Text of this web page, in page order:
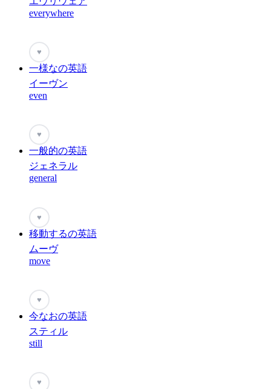
everywhere
♥
一様なの英語
イーヴン
even
♥
一般的の英語
ジェネラル
general
♥
移動するの英語
ムーヴ
move
♥
今なおの英語
スティル
still
♥